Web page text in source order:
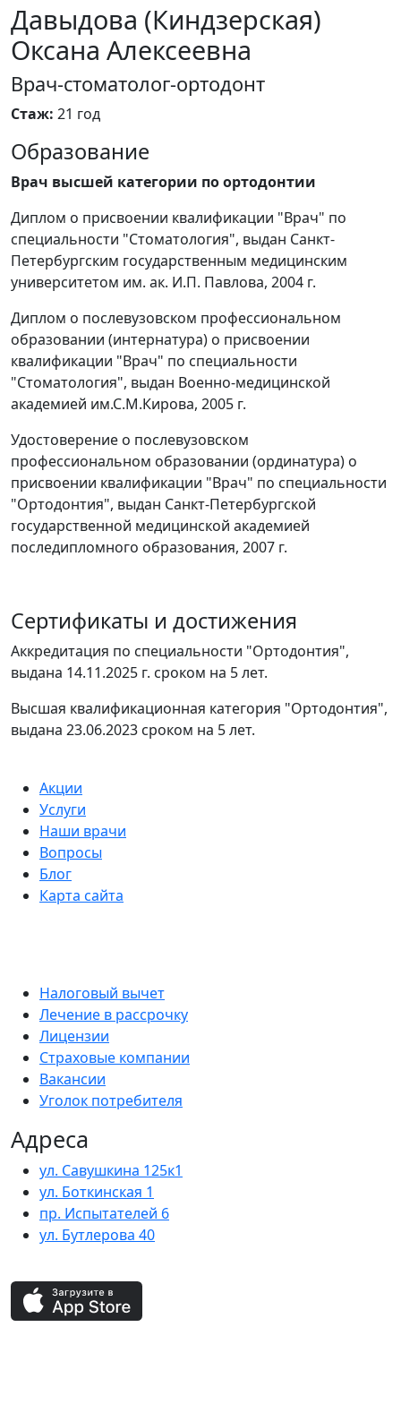
Давыдова (Киндзерская)
Оксана Алексеевна
Врач-стоматолог-ортодонт
Стаж: 21 год
Образование
Врач высшей категории по ортодонтии
Диплом о присвоении квалификации "Врач" по
специальности "Стоматология", выдан Санкт-
Петербургским государственным медицинским
университетом им. ак. И.П. Павлова, 2004 г.
Диплом о послевузовском профессиональном
образовании (интернатура) о присвоении
квалификации "Врач" по специальности
"Стоматология", выдан Военно-медицинской
академией им.С.М.Кирова, 2005 г.
Удостоверение о послевузовском
профессиональном образовании (ординатура) о
присвоении квалификации "Врач" по специальности
"Ортодонтия", выдан Санкт-Петербургской
государственной медицинской академией
последипломного образования, 2007 г.
Сертификаты и достижения
Аккредитация по специальности "Ортодонтия",
выдана 14.11.2025 г. сроком на 5 лет.
Высшая квалификационная категория "Ортодонтия",
выдана 23.06.2023 сроком на 5 лет.
Акции
Услуги
Наши врачи
Вопросы
Блог
Карта сайта
Налоговый вычет
Лечение в рассрочку
Лицензии
Страховые компании
Вакансии
Уголок потребителя
Адреса
ул. Савушкина 125к1
ул. Боткинская 1
пр. Испытателей 6
ул. Бутлерова 40